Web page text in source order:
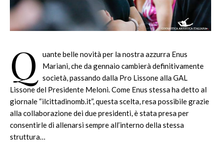
Q
uante belle novità per la nostra azzurra Enus
Mariani, che da gennaio cambierà definitivamente
società, passando dalla Pro Lissone alla GAL
Lissone del Presidente Meloni. Come Enus stessa ha detto al
giornale “ilcittadinomb.it”, questa scelta, resa possibile grazie
alla collaborazione dei due presidenti, è stata presa per
consentirle di allenarsi sempre all’interno della stessa
struttura…